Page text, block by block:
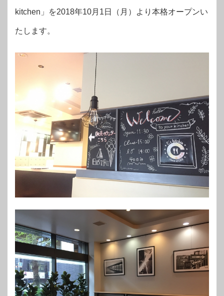
kitchen」を2018年10月1日（月）より本格オープンい
たします。